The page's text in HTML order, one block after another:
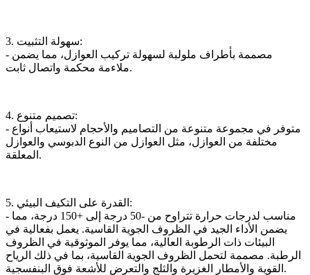
3. سهولة التثبيت:
- مصممة بأطراف ملولبة لسهولة تركيب العوازل، مما يضمن
ملاءمة محكمة واتصال ثابت.
4. تصميم متنوع:
- متوفر في مجموعة متنوعة من التصاميم والأحجام لاستيعاب أنواع
مختلفة من العوازل، مثل العوازل من النوع الدبوسي والعوازل
المعلقة.
5. القدرة على التكيف البيئي:
- مناسب لدرجات حرارة تتراوح من -50 درجة إلى +150 درجة، مما
يضمن الأداء الجيد في الظروف الجوية القاسية. يعمل بفعالية في
البيئات ذات الرطوبة العالية، مما يوفر الموثوقية في الظروف
الرطبة. مصممة لتحمل الظروف الجوية القاسية، بما في ذلك الرياح
القوية والأمطار الغزيرة والثلج والتعرض للأشعة فوق البنفسجية.